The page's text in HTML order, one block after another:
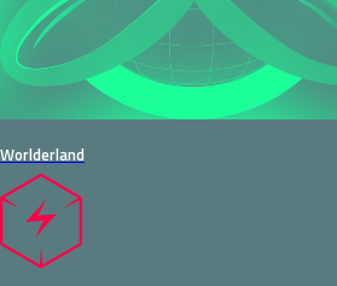
Worlderland